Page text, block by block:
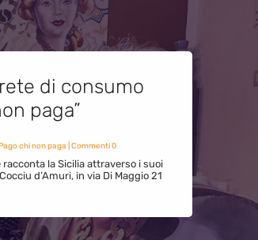
di consumo
paga”
chi non paga | Commenti 0
la Sicilia attraverso i suoi
d’Amuri, in via Di Maggio 21